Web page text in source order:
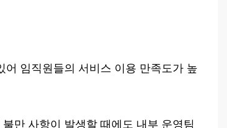
임직원들의 서비스 이용 만족도가 높
만 사항이 발생할 때에도 내부 운영팀